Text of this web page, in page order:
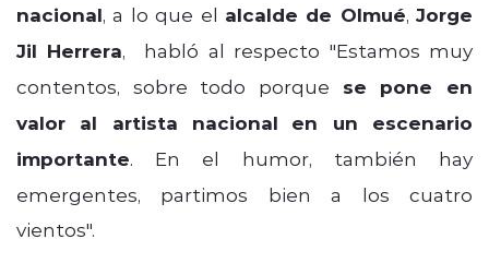
nacional, a lo que el alcalde de Olmué, Jorge
Jil Herrera, habló al respecto "Estamos muy
contentos, sobre todo porque se pone en
valor al artista nacional
en un escenario
importante. En el humor, también hay
emergentes, partimos bien a los cuatro
vientos".